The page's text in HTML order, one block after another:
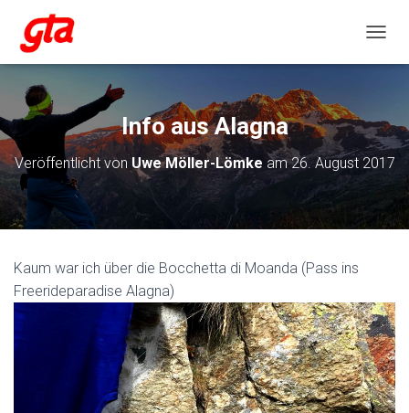
Info aus Alagna
Veröffentlicht von Uwe Möller-Lömke am26. August 2017
Kaum war ich über die Bocchetta di Moanda (Pass ins
Freerideparadise Alagna)